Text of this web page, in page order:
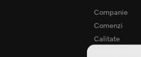
Companie
Comenzi
Calitate